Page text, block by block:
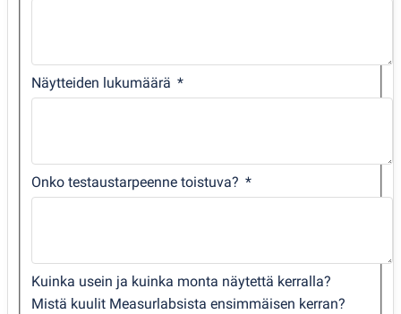
Näytteiden lukumäärä
Onko testaustarpeenne toistuva?
Kuinka usein ja kuinka monta näytettä kerralla?
Mistä kuulit Measurlabsista ensimmäisen kerran?